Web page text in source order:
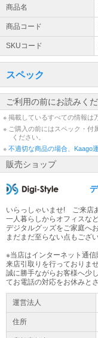
誠に勝手ながら、 お電
より必ずご確認ください
詳細はこちら
商品名
商品コード
SKUコード
スペック
ご利用の前にお読みく
※ 掲載しているすべての情報は
※ ご購入の前にはスペック・付
ください。
※ 不適切な商品の場合、Kaago
販売ショップ
いらっしゃいませ! ご来店
一人暮らしからオフィスな
デジタルグッズをご家庭へ
まだまだ至らない点もござ
※当店はインターネット通信
来店引取りを行っておりま
誠に勝手ながらお客様へ少
てお電話の対応をお休みと
運営法人
住所